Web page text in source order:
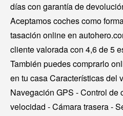
días con garantía de
Aceptamos coches como
tasación online en
cliente valorada con 4,6 de 5
También puedes comprarlo
en tu casa Características del
Navegación GPS - Control de
velocidad - Cámara trasera -